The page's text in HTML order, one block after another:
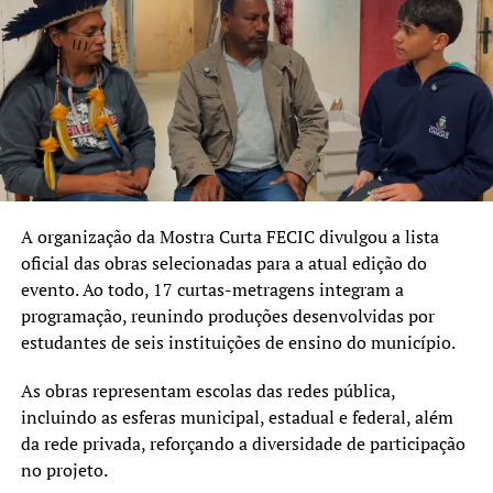
Entrada: Gratuita
Informações: Instagram @festivaldecinemadecanoas
TÓPICOS RELACIONADOS: CINEMA CULTURA
FESTIVAL DE CINEMA DE CANOAS
SESC CANOAS
A SEGUIR UP
Mostra Curta FECIC divulga seleção com 17 filmes de
estudantes de Canoas
NÃO SE ESQUEÇA
Canoas celebra Dia do Trabalhador com programação no
Parque Eduardo Gomes
A organização da Mostra Curta FECIC divulgou a lista
oficial das obras selecionadas para a atual edição do
evento. Ao todo, 17 curtas-metragens integram a
programação, reunindo produções desenvolvidas por
estudantes de seis instituições de ensino do município.
As obras representam escolas das redes pública,
incluindo as esferas municipal, estadual e federal, além
da rede privada, reforçando a diversidade de participação
no projeto.